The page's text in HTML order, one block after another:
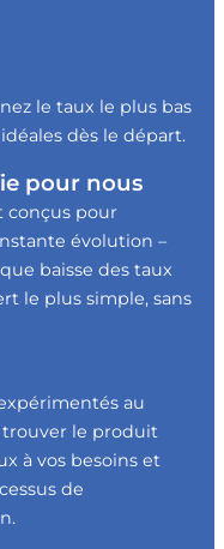
le taux le plus bas
dès le départ.
pour nous
conçus pour
évolution –
baisse des taux
le plus simple, sans
au
trouver le produit
à vos besoins et
de